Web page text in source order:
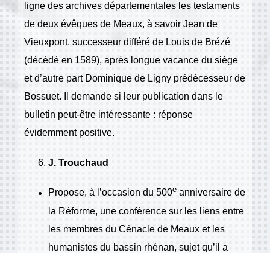
ligne des archives départementales les testaments
de deux évêques de Meaux, à savoir Jean de
Vieuxpont, successeur différé de Louis de Brézé
(décédé en 1589), après longue vacance du siège
et d’autre part Dominique de Ligny prédécesseur de
Bossuet. Il demande si leur publication dans le
bulletin peut-être intéressante : réponse
évidemment positive.
J. Trouchaud
Propose, à l’occasion du 500e anniversaire de
la Réforme, une conférence sur les liens entre
les membres du Cénacle de Meaux et les
humanistes du bassin rhénan, sujet qu’il a